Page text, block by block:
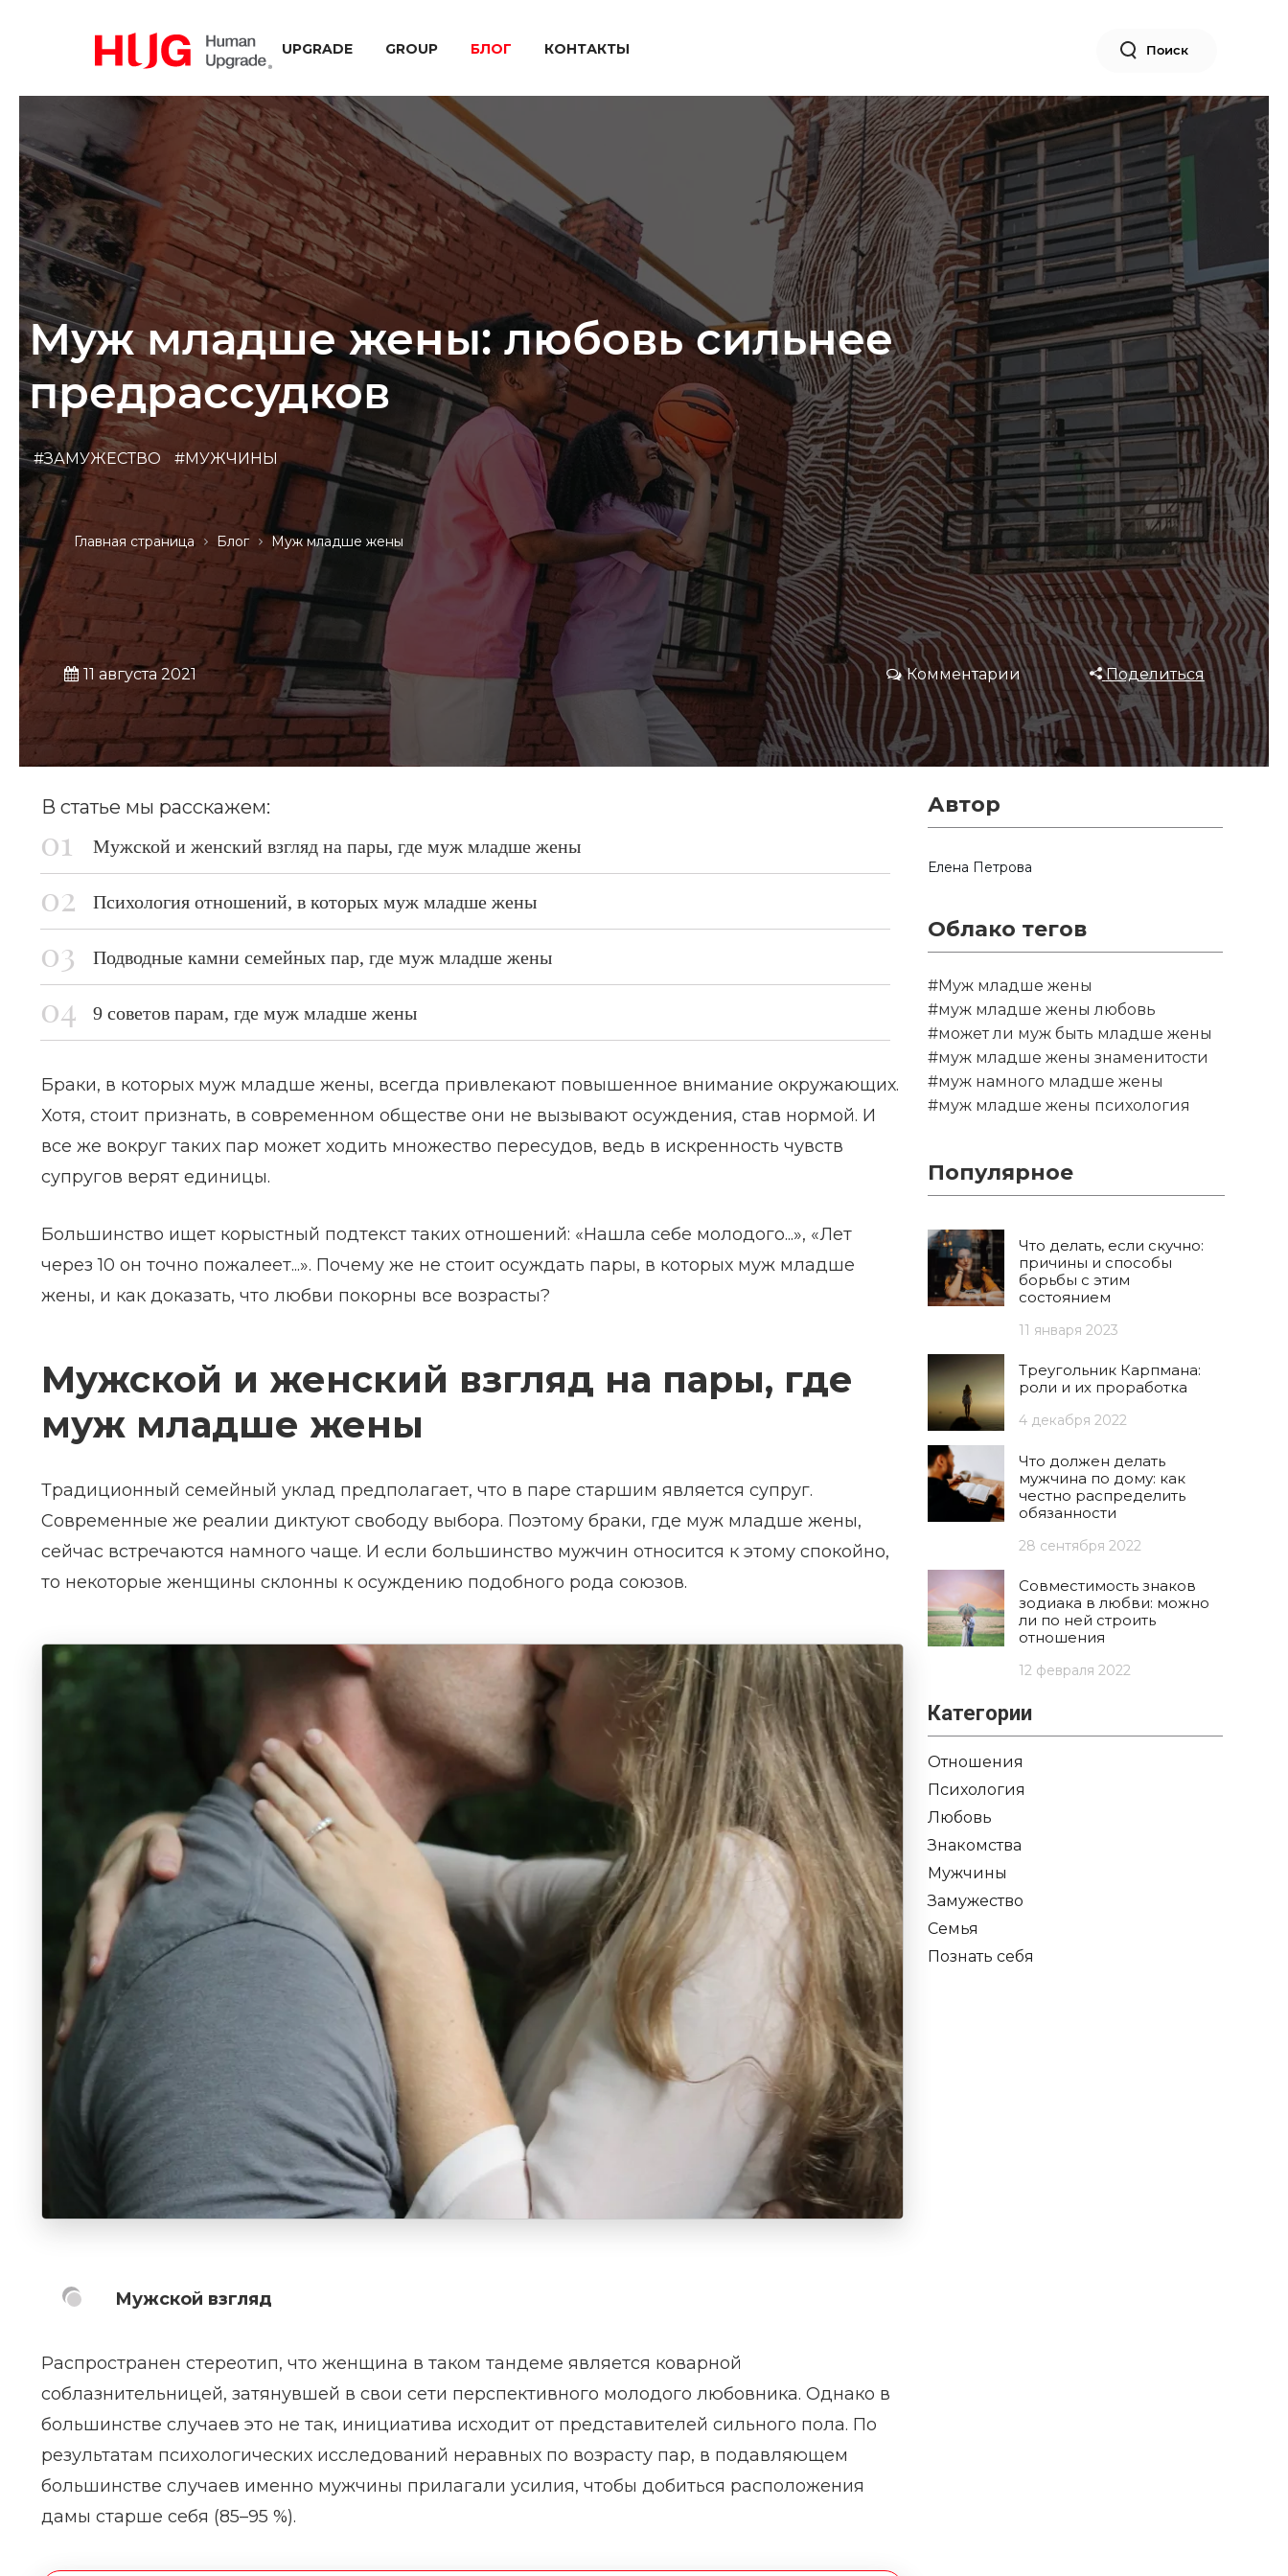
UPGRADE GROUP БЛОГ КОНТАКТЫ Поиск
Главная страница Блог Муж младше жены
Муж младше жены: любовь сильнее
предрассудков
#ЗАМУЖЕСТВО #МУЖЧИНЫ
11 августа 2021 Комментарии Поделиться
В статье мы расскажем:
Мужской и женский взгляд на пары, где муж младше жены
Психология отношений, в которых муж младше жены
Подводные камни семейных пар, где муж младше жены
9 советов парам, где муж младше жены
Браки, в которых муж младше жены, всегда привлекают повышенное внимание окружающих.
Хотя, стоит признать, в современном обществе они не вызывают осуждения, став нормой. И
все же вокруг таких пар может ходить множество пересудов, ведь в искренность чувств
супругов верят единицы.
Большинство ищет корыстный подтекст таких отношений: «Нашла себе молодого...», «Лет
через 10 он точно пожалеет...». Почему же не стоит осуждать пары, в которых муж младше
жены, и как доказать, что любви покорны все возрасты?
Мужской и женский взгляд на пары, где
муж младше жены
Традиционный семейный уклад предполагает, что в паре старшим является супруг.
Современные же реалии диктуют свободу выбора. Поэтому браки, где муж младше жены,
сейчас встречаются намного чаще. И если большинство мужчин относится к этому спокойно,
то некоторые женщины склонны к осуждению подобного рода союзов.
Мужской взгляд
Распространен стереотип, что женщина в таком тандеме является коварной
соблазнительницей, затянувшей в свои сети перспективного молодого любовника. Однако в
большинстве случаев это не так, инициатива исходит от представителей сильного пола. По
результатам психологических исследований неравных по возрасту пар, в подавляющем
большинстве случаев именно мужчины прилагали усилия, чтобы добиться расположения
дамы старше себя (85–95 %).
Автор
Елена Петрова
Облако тегов
#Муж младше жены
#муж младше жены любовь
#может ли муж быть младше жены
#муж младше жены знаменитости
#муж намного младше жены
#муж младше жены психология
Популярное
Что делать, если скучно:
причины и способы
борьбы с этим
состоянием
11 января 2023
Треугольник Карпмана:
роли и их проработка
4 декабря 2022
Что должен делать
мужчина по дому: как
честно распределить
обязанности
28 сентября 2022
Совместимость знаков
зодиака в любви: можно
ли по ней строить
отношения
12 февраля 2022
Категории
Отношения
Психология
Любовь
Знакомства
Мужчины
Замужество
Семья
Познать себя